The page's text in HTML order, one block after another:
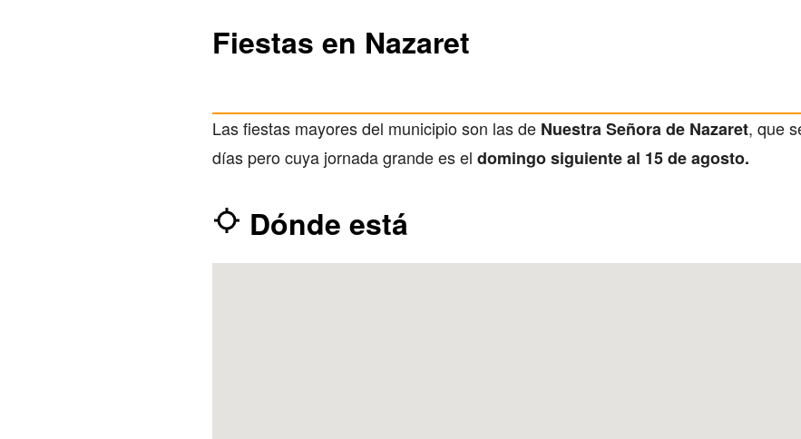
Fiestas en Nazaret
Las fiestas mayores del municipio son las de Nuestra Señora de Nazaret, que
días pero cuya jornada grande es el domingo siguiente al 15 de agosto.
Dónde está